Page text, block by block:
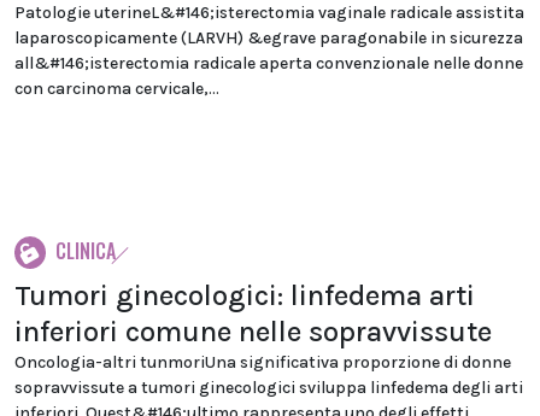
Patologie uterineL&#146;isterectomia vaginale radicale assistita
laparoscopicamente (LARVH) &egrave paragonabile in sicurezza
all&#146;isterectomia radicale aperta convenzionale nelle donne
con carcinoma cervicale,...
CLINICA
Tumori ginecologici: linfedema arti
inferiori comune nelle sopravvissute
Oncologia-altri tunmoriUna significativa proporzione di donne
sopravvissute a tumori ginecologici sviluppa linfedema degli arti